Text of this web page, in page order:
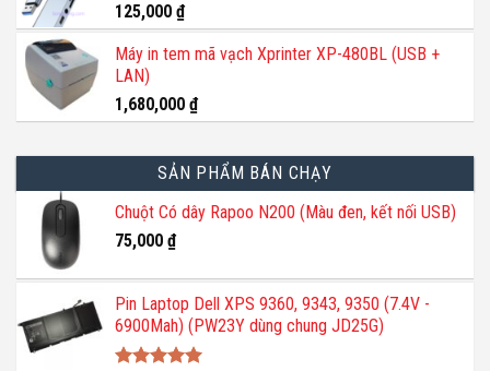
phẩm
125,000 ₫
Máy in tem mã vạch Xprinter XP-480BL (USB +
LAN)
1,680,000 ₫
SẢN PHẨM BÁN CHẠY
Chuột Có dây Rapoo N200 (Màu đen, kết nối USB)
75,000 ₫
Pin Laptop Dell XPS 9360, 9343, 9350 (7.4V -
6900Mah) (PW23Y dùng chung JD25G)